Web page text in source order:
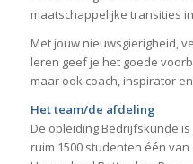
maatschappelijke transities
Met jouw nieuwsgierigheid,
leren geef je het goede
maar ook coach, inspirator
Het team/de afdeling
De opleiding Bedrijfskunde
ruim 1500 studenten één